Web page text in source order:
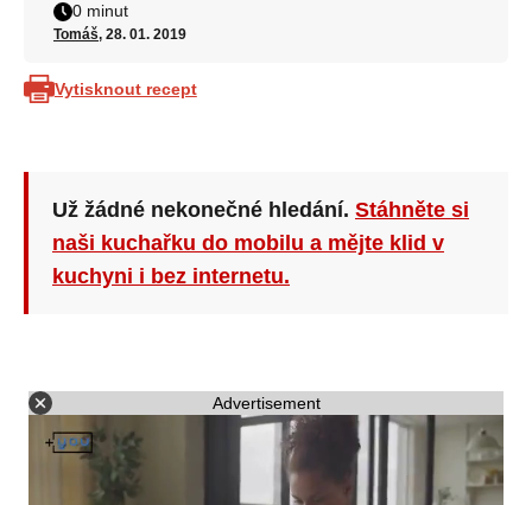
0 minut
Tomáš, 28. 01. 2019
Vytisknout recept
Už žádné nekonečné hledání. Stáhněte si
naši kuchařku do mobilu a mějte klid v
kuchyni i bez internetu.
Advertisement